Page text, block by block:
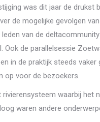
was dit jaar de drukst
de mogelijke gevolgen
van de
Ook de parallelsessie
in de praktijk steeds
op voor de bezoekers.
waarbij
waren andere